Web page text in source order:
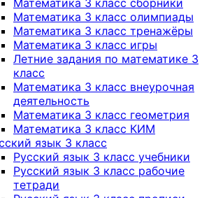
Математика 3 класс сборники
Математика 3 класс олимпиады
Математика 3 класс тренажёры
Математика 3 класс игры
Летние задания по математике 3
класс
Математика 3 класс внеурочная
деятельность
Математика 3 класс геометрия
Математика 3 класс КИМ
язык 3 класс
Русский язык 3 класс учебники
Русский язык 3 класс рабочие
тетради